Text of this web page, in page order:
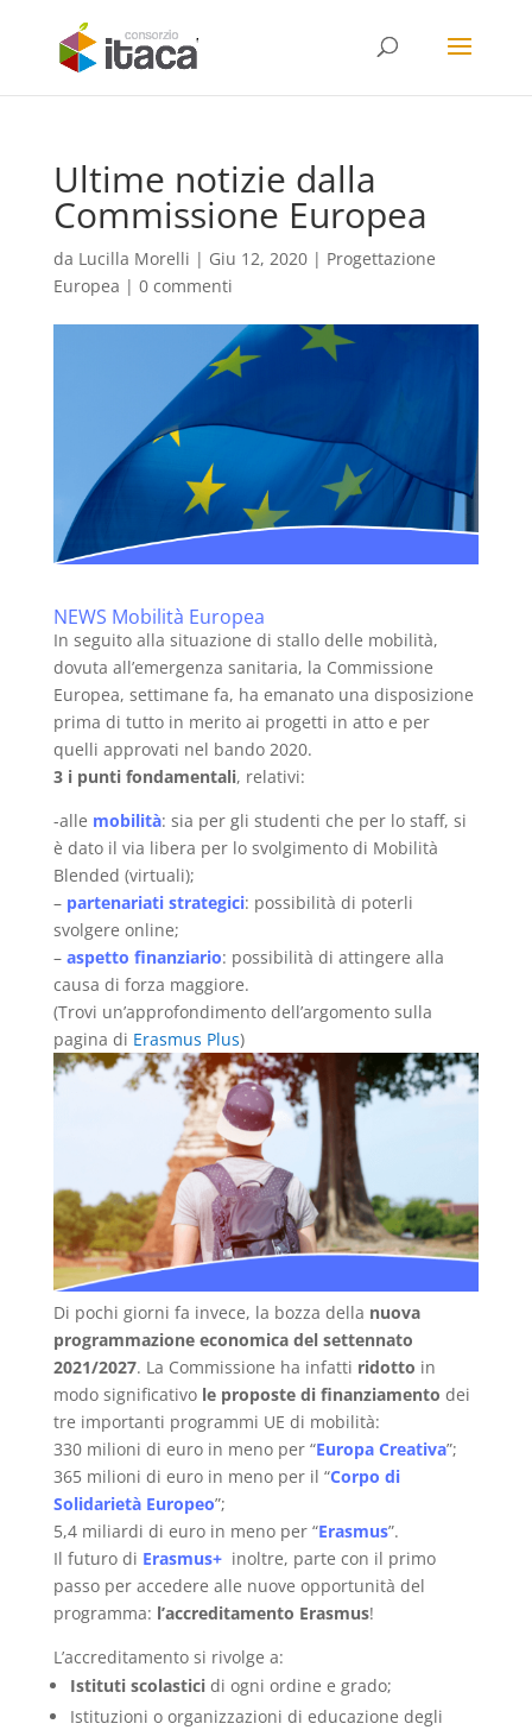
Ultime notizie dalla
Commissione Europea
da Lucilla Morelli | Giu 12, 2020| Progettazione
Europea | 0 commenti
NEWS Mobilità Europea
In seguito alla situazione di stallo delle mobilità,
dovuta all’emergenza sanitaria, la Commissione
Europea, settimane fa, ha emanato una disposizione
prima di tutto in merito ai progetti in atto e per
quelli approvati nel bando 2020.
3 i punti fondamentali, relativi:
-alle mobilità: sia per gli studenti che per lo staff, si
è dato il via libera per lo svolgimento di Mobilità
Blended (virtuali);
– partenariati strategici: possibilità di poterli
svolgere online;
– aspetto finanziario: possibilità di attingere alla
causa di forza maggiore.
(Trovi un’approfondimento dell’argomento sulla
pagina di Erasmus Plus)
Di pochi giorni fa invece, la bozza della nuova
programmazione economica del settennato
2021/2027. La Commissione ha infatti ridotto in
modo significativo le proposte di finanziamento dei
tre importanti programmi UE di mobilità:
330 milioni di euro in meno per “Europa Creativa”;
365 milioni di euro in meno per il “Corpo di
Solidarietà Europeo”;
5,4 miliardi di euro in meno per “Erasmus”.
Il futuro di Erasmus+inoltre, parte con il primo
passo per accedere alle nuove opportunità del
programma: l’accreditamento Erasmus!
L’accreditamento si rivolge a:
Istituti scolasticidi ogni ordine e grado;
Istituzioni o organizzazioni di educazione degli